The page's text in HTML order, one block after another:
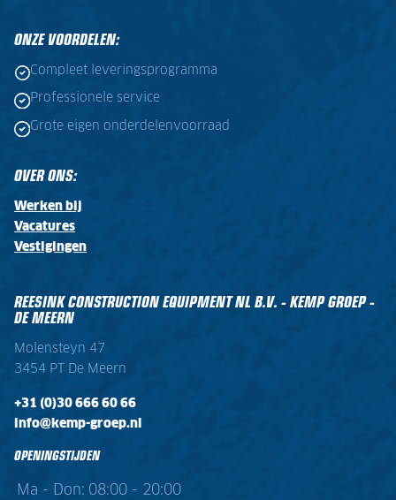
ONZE VOORDELEN:
Compleet leveringsprogramma
Professionele service
Grote eigen onderdelenvoorraad
OVER ONS:
Werken bij
Vacatures
Vestigingen
REESINK CONSTRUCTION EQUIPMENT NL B.V. - KEMP GROEP -
DE MEERN
Molensteyn 47
3454 PT De Meern
+31 (0)30 666 60 66
info@kemp-groep.nl
OPENINGSTIJDEN
Ma - Don: 08:00 - 20:00